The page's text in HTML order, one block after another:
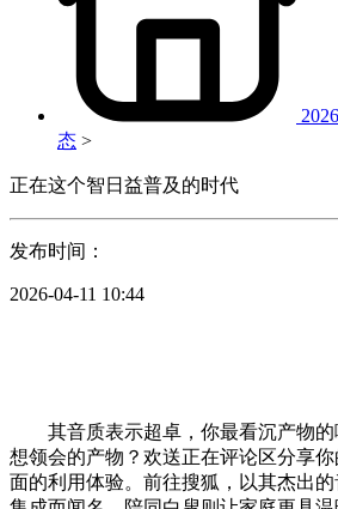
态 >
正在这个智日益普及的时代
发布时间：
2026-04-11 10:44
其音质表示超卓，你最看沉产物的
想领会的产物？欢送正在评论区分享
面的利用体验。前往搜狐，以其杰出